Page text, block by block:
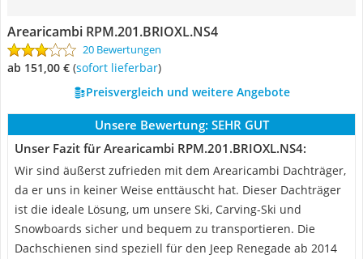
Arearicambi RPM.201.BRIOXL.NS4
20 Bewertungen
ab 151,00 € ( Sofort lieferbar)
Preisvergleich und weitere Angebote
Unsere Bewertung: SEHR GUT
Unser Fazit für Arearicambi RPM.201.BRIOXL.NS4:
Wir sind äußerst zufrieden mit dem Arearicambi Dachträger,
da er uns in keiner Weise enttäuscht hat. Dieser Dachträger
ist die ideale Lösung, um unsere Ski, Carving-Ski und
Snowboards sicher und bequem zu transportieren. Die
Dachschienen sind speziell für den Jeep Renegade ab 2014